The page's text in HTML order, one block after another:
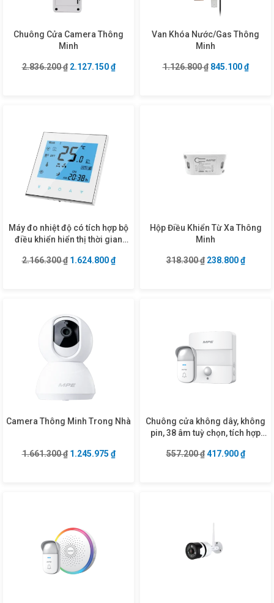
Chuông Cửa Camera Thông
Minh
2.836.200₫ Giá gốc là: 2.836.200 ₫.
2.127.150₫Giá hiện tại là: 2.127.150 ₫.
Van Khóa Nước/Gas Thông
Minh
1.126.800₫ Giá gốc là:
845.100₫Giá
Máy đo nhiệt độ có tích hợp bộ
điều khiển hiển thị thời gian
2.166.300₫ Giá gốc là: 2.166.300 ₫.
1.624.800₫Giá hiện tại là: 1.624.800 ₫.
Hộp Điều Khiển Từ Xa Thông
Minh
318.300₫ Giá gốc là:
238.800₫Giá
Camera Thông Minh Trong Nhà
1.661.300₫ Giá gốc là: 1.661.300 ₫.
1.245.975 ₫Giá hiện tại là: 1.245.975 ₫.
Chuông cửa không dây, không
pin, 38 âm tuỳ chọn, tích hợp
DB5
557.200₫ Giá gốc là:
417.900₫Giá